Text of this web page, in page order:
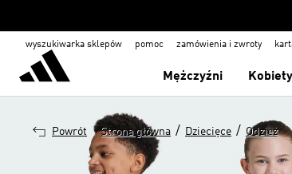
wyszukiwarka sklepów pomoc zamówienia i zwroty
Mężczyźni Kobiety
Powrót Strona główna / Dziecięce / Odzież